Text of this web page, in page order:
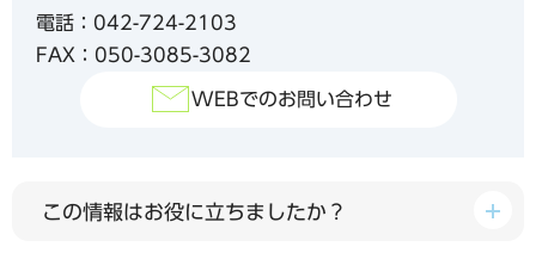
電話：042-724-2103
FAX：050-3085-3082
WEBでのお問い合わせ
この情報はお役に立ちましたか？